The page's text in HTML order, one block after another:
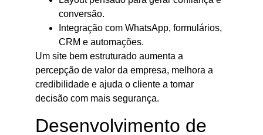
conversão.
Integração com WhatsApp, formulários,
CRM e automações.
Um site bem estruturado aumenta a
percepção de valor da empresa, melhora a
credibilidade e ajuda o cliente a tomar
decisão com mais segurança.
Desenvolvimento de